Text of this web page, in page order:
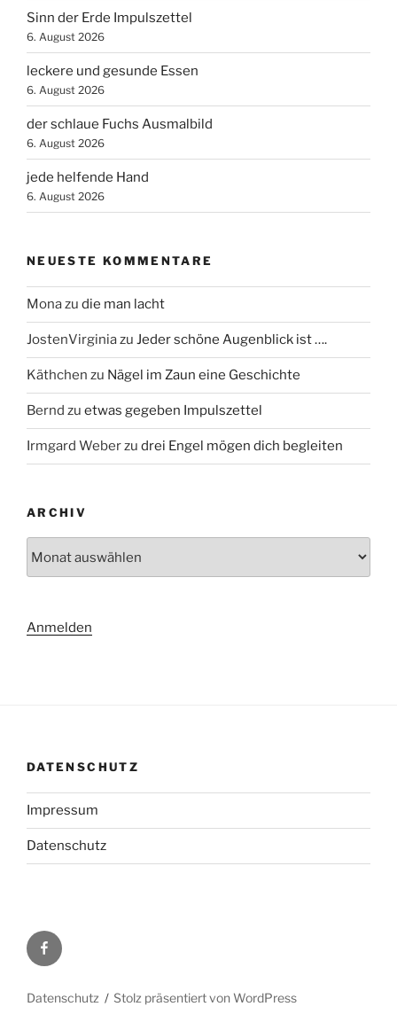
Sinn der Erde Impulszettel
6. August 2026
leckere und gesunde Essen
6. August 2026
der schlaue Fuchs Ausmalbild
6. August 2026
jede helfende Hand
6. August 2026
NEUESTE KOMMENTARE
Monazu die man lacht
JostenVirginiazu Jeder schöne Augenblick ist ….
Käthchen zu Nägel im Zaun eine Geschichte
Bernd zu etwas gegeben Impulszettel
Irmgard Weberzu drei Engel mögen dich begleiten
ARCHIV
Anmelden
DATENSCHUTZ
Impressum
Datenschutz
Facebook
Datenschutz Stolz präsentiert von WordPress